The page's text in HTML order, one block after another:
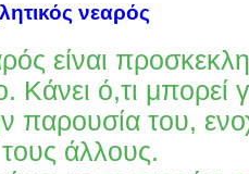
νεαρός
είναι
Κάνει ό,τι μπορεί
παρουσία του,
άλλους.